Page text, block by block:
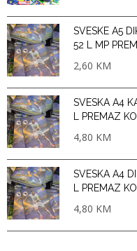
SVESKE A5
52 L MP
2,60 KM
SVESKA A4
L PREMAZ
4,80 KM
SVESKA A4
L PREMAZ
4,80 KM